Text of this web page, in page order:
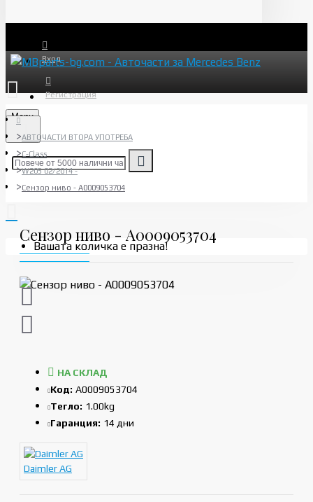
Вход
Регистрация
Menu
Вашата количка е празна!
АВТОЧАСТИ ВТОРА УПОТРЕБА
C-Class
W205 02/2014 -
Сензор ниво - A0009053704
Сензор ниво - A0009053704
НА СКЛАД
Код: A0009053704
Тегло: 1.00kg
Гаранция: 14 дни
Daimler AG